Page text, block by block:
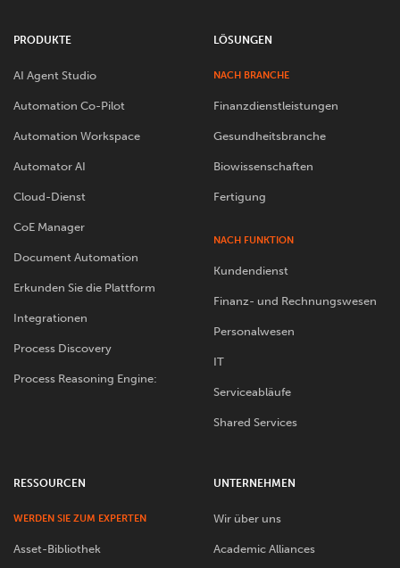
PRODUKTE
AI Agent Studio
Automation Co-Pilot
Automation Workspace
Automator AI
Cloud-Dienst
CoE Manager
Document Automation
Erkunden Sie die Plattform
Integrationen
Process Discovery
Process Reasoning Engine:
LÖSUNGEN
NACH BRANCHE
Finanzdienstleistungen
Gesundheitsbranche
Biowissenschaften
Fertigung
NACH FUNKTION
Kundendienst
Finanz- und Rechnungswesen
Personalwesen
IT
Serviceabläufe
Shared Services
RESSOURCEN
WERDEN SIE ZUM EXPERTEN
Asset-Bibliothek
UNTERNEHMEN
Wir über uns
Academic Alliances